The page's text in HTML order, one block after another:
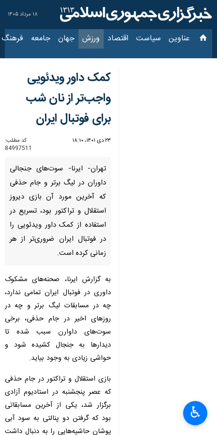
۱۸ مرداد ۱۴۰۵
عناوین‌ سیاست اقتصاد ورزش جهان جامعه فرهنگ
کمک داور ویدئویی
واجب‎‌تر از نان شب
برای فوتبال ایران
۲۳ دی ۱۴۰۱، ۱۸:۱۰
کد مطلب:
84997511
تهران- ایرنا- سوت‌های جنجالی
داوران در لیگ برتر و جام حذفی
که آخرین مورد آن بازی دیروز
استقلال و تراکتور بود، تسریع در
استفاده از کمک داور ویدئویی را
در فوتبال ایران ضروری‌تر از هر
زمانی کرده است.
به گزارش ایرنا، صحنه‌های مشکوک
داوری در فوتبال ایران تمامی ندارد،
چه در مسابقات لیگ برتر و چه در
روزهای اخیر در جام حذفی، برخی
سوت‌های داوارن سبب شده تا
دیدارها به جنجال کشیده شود و
حواشی زیادی به وجود بیاید.
بازی استقلال و تراکتور در جام حذفی
که عصر پنجشنبه در استادیوم آزادی
برگزار شد، یکی از آخرین مسابقاتی
بود که گرفتن دو پنالتی به سود آبی
پوشان حاشیه‌هایی را به دنبال داشت
♿︎